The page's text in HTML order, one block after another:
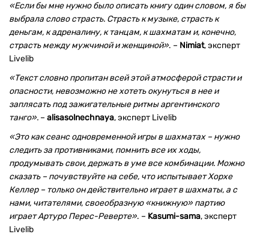
«Если бы мне нужно было описать книгу один словом, я бы
выбрала слово страсть. Страсть к музыке, страсть к
деньгам, к адреналину, к танцам, к шахматам и, конечно,
страсть между мужчиной и женщиной». – Nimiat, эксперт
Livelib
«Текст словно пропитан всей этой атмосферой страсти и
опасности, невозможно не хотеть окунуться в нее и
заплясать под зажигательные ритмы аргентинского
танго». – alisasolnechnaya, эксперт Livelib
«Это как сеанс одновременной игры в шахматах – нужно
следить за противниками, помнить все их ходы,
продумывать свои, держать в уме все комбинации. Можно
сказать – почувствуйте на себе, что испытывает Хорхе
Келлер – только он действительно играет в шахматы, а с
нами, читателями, своеобразную «книжную» партию
играет Артуро Перес-Реверте». – Kasumi-sama, эксперт
Livelib